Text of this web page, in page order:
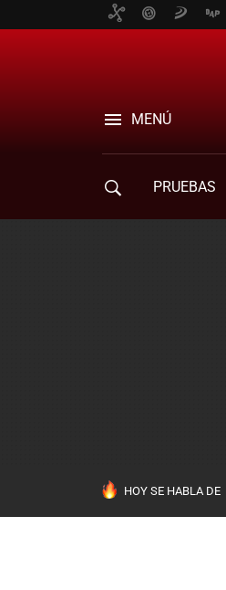
MENÚ
PRUEBAS
HOY SE HABLA DE